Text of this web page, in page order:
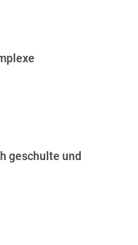
geschulte und